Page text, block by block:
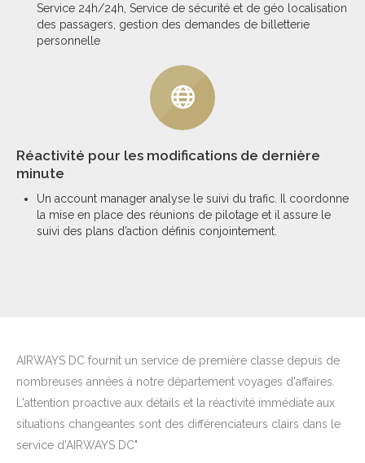
Service 24h/24h, Service de sécurité et de géo localisation
des passagers, gestion des demandes de billetterie
personnelle
Réactivité pour les modifications de dernière
minute
Un account manager analyse le suivi du trafic. Il coordonne
la mise en place des réunions de pilotage et il assure le
suivi des plans d’action définis conjointement.
AIRWAYS DC fournit un service de première classe depuis de
nombreuses années à notre département voyages d'affaires.
L'attention proactive aux détails et la réactivité immédiate aux
situations changeantes sont des différenciateurs clairs dans le
service d’AIRWAYS DC"